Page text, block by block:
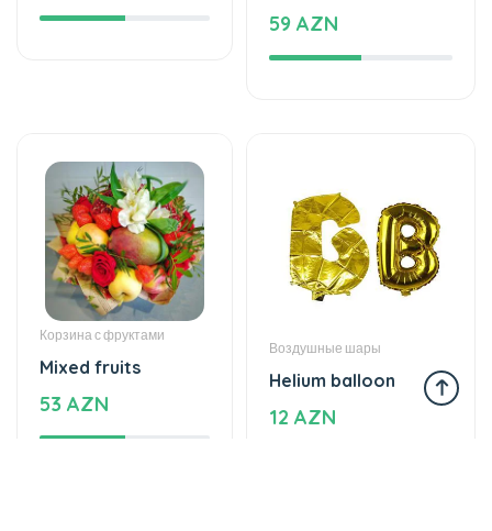
59 AZN
Корзина с фруктами
Mixed fruits
53 AZN
Воздушные шары
Helium balloon
12 AZN